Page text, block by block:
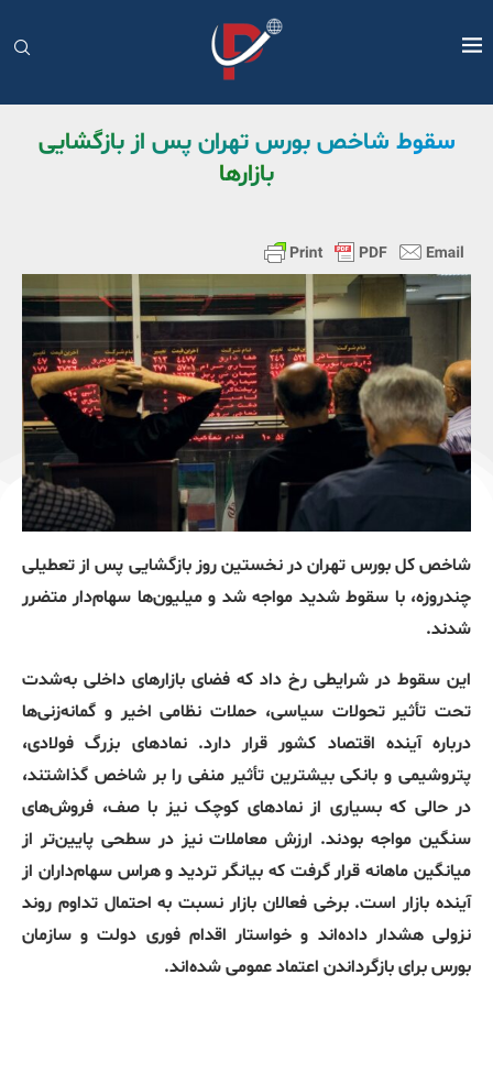
سقوط شاخص بورس تهران پس از بازگشایی
بازارها
شاخص کل بورس تهران در نخستین روز بازگشایی پس از تعطیلی
چندروزه، با سقوط شدید مواجه شد و میلیون‌ها سهام‌دار متضرر
شدند.
این سقوط در شرایطی رخ داد که فضای بازارهای داخلی به‌شدت
تحت تأثیر تحولات سیاسی، حملات نظامی اخیر و گمانه‌زنی‌ها
درباره آینده اقتصاد کشور قرار دارد. نمادهای بزرگ فولادی،
پتروشیمی و بانکی بیشترین تأثیر منفی را بر شاخص گذاشتند،
در حالی که بسیاری از نمادهای کوچک نیز با صف، فروش‌های
سنگین مواجه بودند. ارزش معاملات نیز در سطحی پایین‌تر از
میانگین ماهانه قرار گرفت که بیانگر تردید و هراس سهام‌داران از
آینده بازار است. برخی فعالان بازار نسبت به احتمال تداوم روند
نزولی هشدار داده‌اند و خواستار اقدام فوری دولت و سازمان
بورس برای بازگرداندن اعتماد عمومی شده‌اند.